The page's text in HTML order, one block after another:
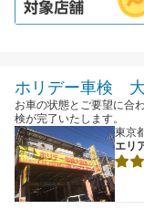
ホリデー車検
お車の状態とご要望に合
検が完了いたします。
東京
エリ